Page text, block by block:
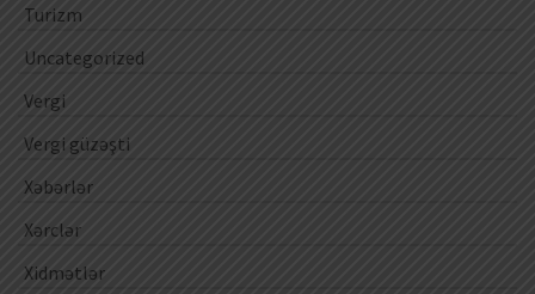
Turizm
Uncategorized
Vergi
Vergi güzəşti
Xəbərlər
Xərclər
Xidmətlər